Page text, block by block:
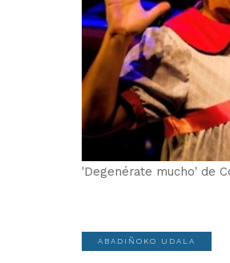
'Degenérate mucho' de
ABADIÑOKO UDALA